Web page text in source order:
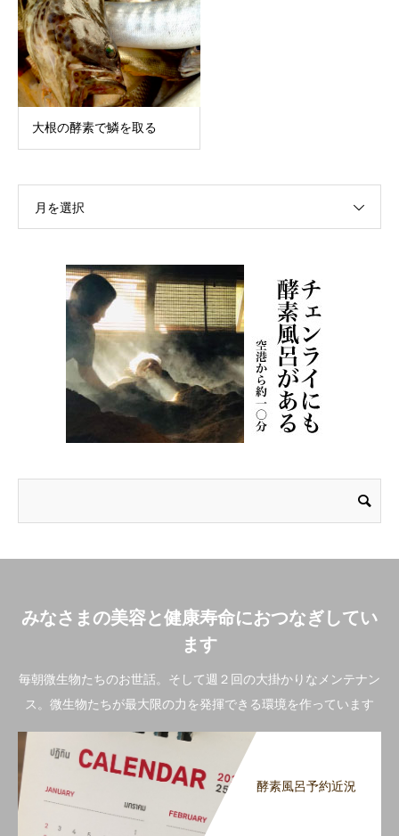
大根の酵素で鱗を取る
月を選択
みなさまの美容と健康寿命におつなぎしてい
ます
毎朝微生物たちのお世話。そして週２回の大掛かりなメンテナン
ス。微生物たちが最大限の力を発揮できる環境を作っています
酵素風呂予約近況